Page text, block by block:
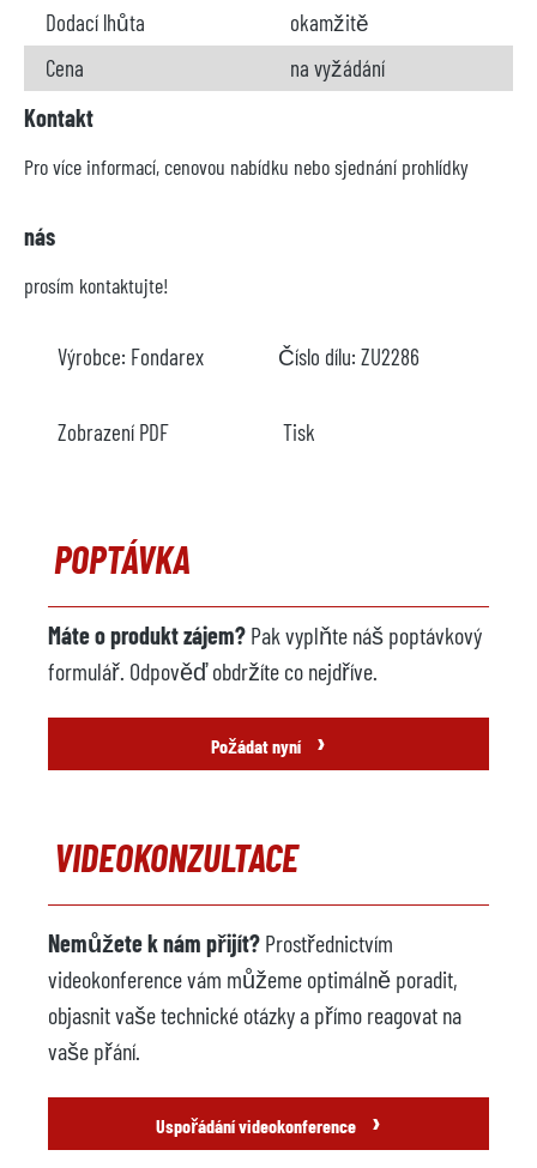
Dodací lhůta
okamžitě
Cena
na vyžádání
Kontakt
Pro více informací, cenovou nabídku nebo sjednání prohlídky
nás
prosím kontaktujte!
Výrobce: Fondarex Číslo dílu: ZU2286
Zobrazení PDF Tisk
POPTÁVKA
Máte o produkt zájem? Pak vyplňte náš poptávkový
formulář. Odpověď obdržíte co nejdříve.
Požádat nyní ›
VIDEOKONZULTACE
Nemůžete k nám přijít? Prostřednictvím
videokonference vám můžeme optimálně poradit,
objasnit vaše technické otázky a přímo reagovat na
vaše přání.
Uspořádání videokonference ›